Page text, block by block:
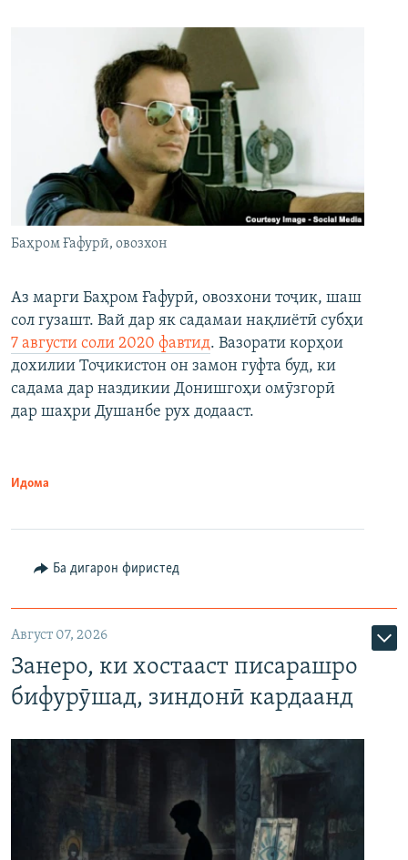
Баҳром Ғафурӣ, овозхон
Аз марги Баҳром Ғафурӣ, овозхони тоҷик, шаш
сол гузашт. Вай дар як садамаи нақлиётӣ субҳи
7 августи соли 2020 фавтид. Вазорати корҳои
дохилии Тоҷикистон он замон гуфта буд, ки
садама дар наздикии Донишгоҳи омӯзгорӣ
дар шаҳри Душанбе рух додааст.
Идома
Ба дигарон фиристед
Август 07, 2026
Занеро, ки хостааст писарашро
бифурӯшад, зиндонӣ кардаанд